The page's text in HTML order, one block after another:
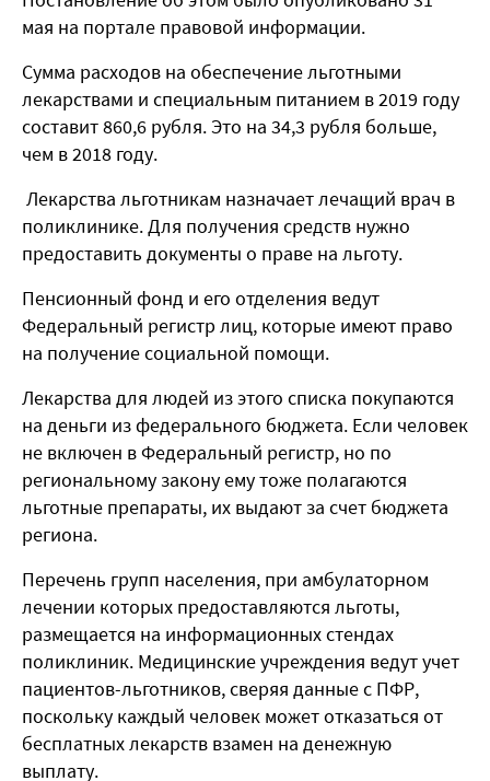
мая на портале правовой информации.
Сумма расходов на обеспечение льготными
лекарствами и специальным питанием в 2019 году
составит 860,6 рубля. Это на 34,3 рубля больше,
чем в 2018 году.
Лекарства льготникам назначает лечащий врач в
поликлинике. Для получения средств нужно
предоставить документы о праве на льготу.
Пенсионный фонд и его отделения ведут
Федеральный регистр лиц, которые имеют право
на получение социальной помощи.
Лекарства для людей из этого списка покупаются
на деньги из федерального бюджета. Если человек
не включен в Федеральный регистр, но по
региональному закону ему тоже полагаются
льготные препараты, их выдают за счет бюджета
региона.
Перечень групп населения, при амбулаторном
лечении которых предоставляются льготы,
размещается на информационных стендах
поликлиник. Медицинские учреждения ведут учет
пациентов-льготников, сверяя данные с ПФР,
поскольку каждый человек может отказаться от
бесплатных лекарств взамен на денежную
выплату.